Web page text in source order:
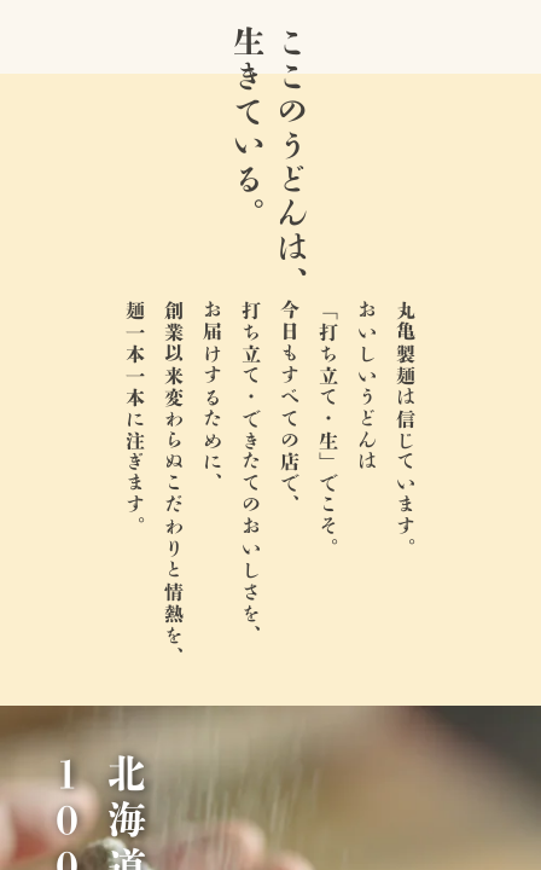
ここのうどんは、
生きている。
丸亀製麺は信じています。
おいしいうどんは
「打ち立て・生」でこそ。
今日もすべての店で、
打ち立て・できたてのおいしさを、
お届けするために、
創業以来変わらぬこだわりと情熱を、
麺一本一本に注ぎます。